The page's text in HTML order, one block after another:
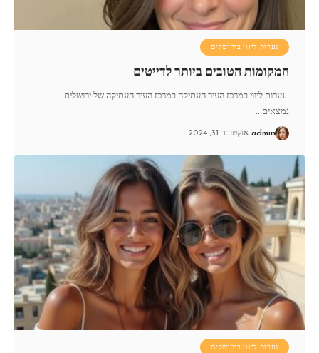
נערות ליווי בירושלים
המקומות הטובים ביותר לדייטים
נערות ליווי במרכז העיר העתיקה במרכז העיר העתיקה של ירושלים
נמצאים
admin אוקטובר 31, 2024
נערות ליווי בירושלים